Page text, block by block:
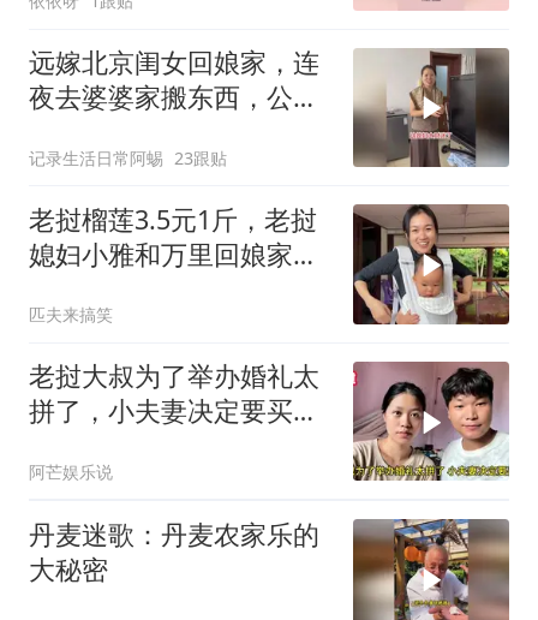
远嫁北京闺女回娘家，连
夜去婆婆家搬东西，公公
记录生活日常阿蜴 23跟贴
老挝榴莲3.5元1斤，老挝
媳妇小雅和万里回娘家实
匹夫来搞笑
老挝大叔为了举办婚礼太
拼了，小夫妻决定要买
阿芒娱乐说
丹麦迷歌：丹麦农家乐的
大秘密